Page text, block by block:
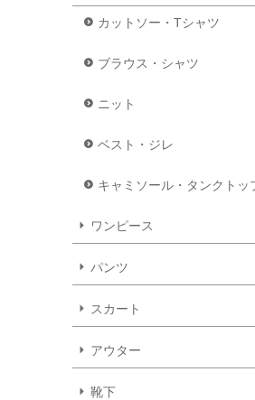
カットソー・Tシャツ
ブラウス・シャツ
ニット
ベスト・ジレ
キャミソール・タンクトッ
ワンピース
パンツ
スカート
アウター
靴下